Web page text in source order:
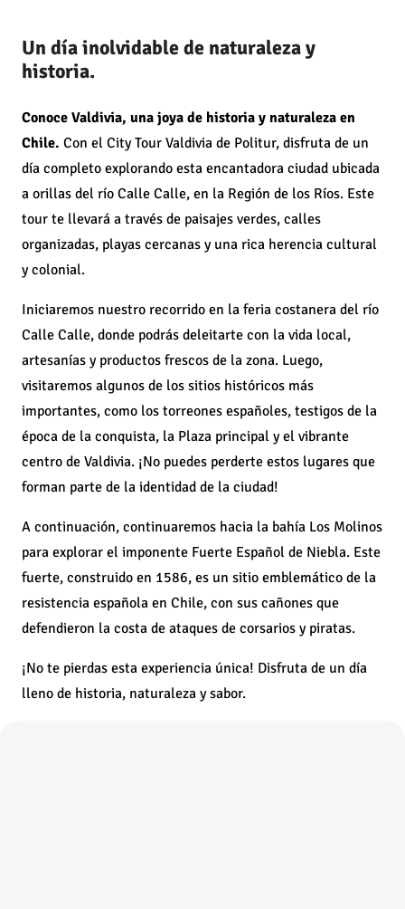
Un día inolvidable de naturaleza y
historia.
Conoce Valdivia, una joya de historia y naturaleza en
Chile. Con el City Tour Valdivia de Politur, disfruta de un
día completo explorando esta encantadora ciudad ubicada
a orillas del río Calle Calle, en la Región de los Ríos. Este
tour te llevará a través de paisajes verdes, calles
organizadas, playas cercanas y una rica herencia cultural
y colonial.
Iniciaremos nuestro recorrido en la feria costanera del río
Calle Calle, donde podrás deleitarte con la vida local,
artesanías y productos frescos de la zona. Luego,
visitaremos algunos de los sitios históricos más
importantes, como los torreones españoles, testigos de la
época de la conquista, la Plaza principal y el vibrante
centro de Valdivia. ¡No puedes perderte estos lugares que
forman parte de la identidad de la ciudad!
A continuación, continuaremos hacia la bahía Los Molinos
para explorar el imponente Fuerte Español de Niebla. Este
fuerte, construido en 1586, es un sitio emblemático de la
resistencia española en Chile, con sus cañones que
defendieron la costa de ataques de corsarios y piratas.
¡No te pierdas esta experiencia única! Disfruta de un día
lleno de historia, naturaleza y sabor.